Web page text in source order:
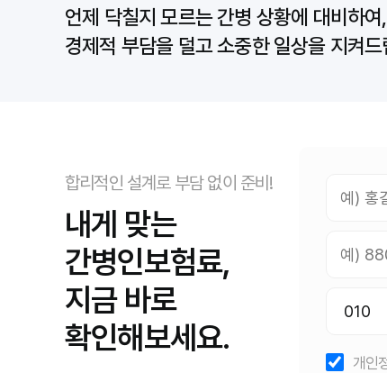
언제 닥칠지 모르는 간병 상황에 대비하여,
경제적 부담을 덜고 소중한 일상을 지켜드
합리적인 설계로 부담 없이 준비!
내게 맞는
간병인보험료,
지금 바로
확인해보세요.
개인